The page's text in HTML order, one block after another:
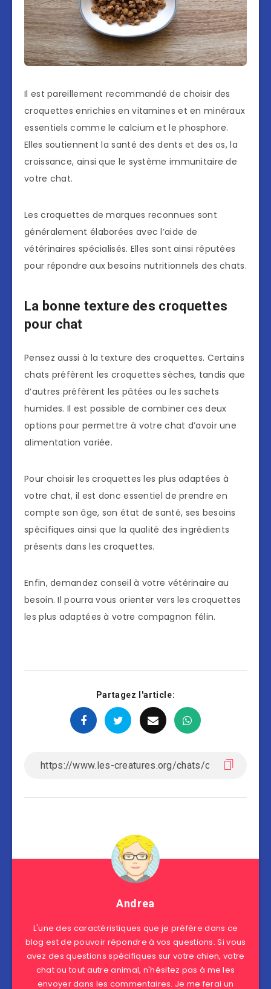
Il est pareillement recommandé de choisir des
croquettes enrichies en vitamines et en minéraux
essentiels comme le calcium et le phosphore.
Elles soutiennent la santé des dents et des os, la
croissance, ainsi que le système immunitaire de
votre chat.
Les croquettes de marques reconnues sont
généralement élaborées avec l’aide de
vétérinaires spécialisés. Elles sont ainsi réputées
pour répondre aux besoins nutritionnels des chats.
La bonne texture des croquettes
pour chat
Pensez aussi à la texture des croquettes. Certains
chats préfèrent les croquettes sèches, tandis que
d’autres préfèrent les pâtées ou les sachets
humides. Il est possible de combiner ces deux
options pour permettre à votre chat d’avoir une
alimentation variée.
Pour choisir les croquettes les plus adaptées à
votre chat, il est donc essentiel de prendre en
compte son âge, son état de santé, ses besoins
spécifiques ainsi que la qualité des ingrédients
présents dans les croquettes.
Enfin, demandez conseil à votre vétérinaire au
besoin. Il pourra vous orienter vers les croquettes
les plus adaptées à votre compagnon félin.
Partagez l'article:
Andrea
L'une des caractéristiques que je préfère dans ce
blog est de pouvoir répondre à vos questions. Si vous
avez des questions spécifiques sur votre chien, votre
chat ou tout autre animal, n'hésitez pas à me les
envoyer dans les commentaires. Je me ferai un